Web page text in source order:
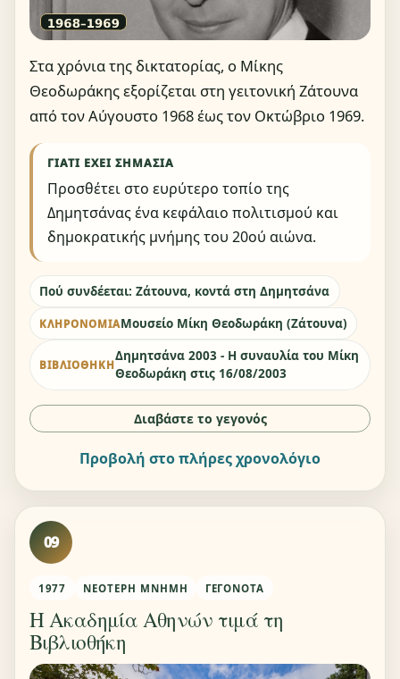
Στα χρόνια της δικτατορίας, ο Μίκης
Θεοδωράκης εξορίζεται στη γειτονική Ζάτουνα
από τον Αύγουστο 1968 έως τον Οκτώβριο 1969.
ΓΙΑΤΊ ΈΧΕΙ ΣΗΜΑΣΊΑ
Προσθέτει στο ευρύτερο τοπίο της
Δημητσάνας ένα κεφάλαιο πολιτισμού και
δημοκρατικής μνήμης του 20ού αιώνα.
Πού συνδέεται: Ζάτουνα, κοντά στη Δημητσάνα
ΚΛΗΡΟΝΟΜΙΆΜουσείο Μίκη Θεοδωράκη (Ζάτουνα)
ΒΙΒΛΙΟΘΉΚΗ
Δημητσάνα 2003 - Η συναυλία του Μίκη
Θεοδωράκη στις 16/08/2003
Διαβάστε το γεγονός
Προβολή στο πλήρες χρονολόγιο
09
1977 ΝΕΌΤΕΡΗ ΜΝΉΜΗ ΓΕΓΟΝΌΤΑ
Η Ακαδημία Αθηνών τιμά τη
Βιβλιοθήκη